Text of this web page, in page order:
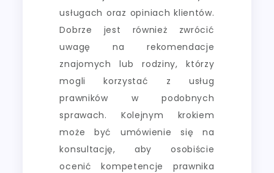
usługach oraz opiniach klientów.
Dobrze jest również zwrócić
uwagę na rekomendacje
znajomych lub rodziny, którzy
mogli korzystać z usług
prawników w podobnych
sprawach. Kolejnym krokiem
może być umówienie się na
konsultację, aby osobiście
ocenić kompetencje prawnika